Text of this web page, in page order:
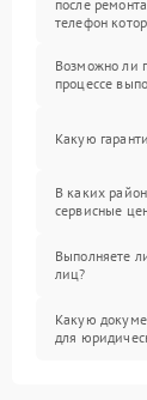
после
телефон
Возможно ли
процессе
Какую
В каких
сервисные
Выполняете
лиц?
Какую
для